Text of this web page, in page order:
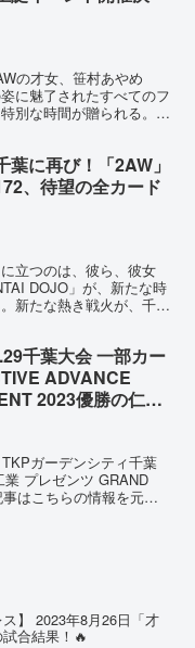
の才女、笹村あやめ
に魅了されたすべてのフ
別な時間が贈られる。
葉に再び！「2AW」
、待望の全カード
立つのは、彼ら、彼女
DOJO」が、新たな時
新たな熱き戦火が、千
千葉大会 一部カー
ADVANCE
2023優勝の仁木
ガーデンシティ千葉
プレゼンツ GRAND
はこちらの情報を元に
ス】 2023年8月26日「才
合結果！🔥